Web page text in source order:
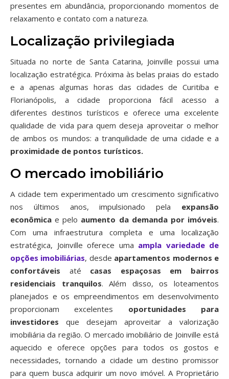
presentes em abundância, proporcionando momentos de
relaxamento e contato com a natureza.
Localização privilegiada
Situada no norte de Santa Catarina, Joinville possui uma
localização estratégica. Próxima às belas praias do estado
e a apenas algumas horas das cidades de Curitiba e
Florianópolis, a cidade proporciona fácil acesso a
diferentes destinos turísticos e oferece uma excelente
qualidade de vida para quem deseja aproveitar o melhor
de ambos os mundos: a tranquilidade de uma cidade e a
proximidade de pontos turísticos.
O mercado imobiliário
A cidade tem experimentado um crescimento significativo
nos últimos anos, impulsionado pela expansão
econômica e pelo aumento da demanda por imóveis.
Com uma infraestrutura completa e uma localização
estratégica, Joinville oferece uma ampla variedade de
opções imobiliárias, desde apartamentos modernos e
confortáveis até casas espaçosas em bairros
residenciais tranquilos. Além disso, os loteamentos
planejados e os empreendimentos em desenvolvimento
proporcionam excelentes oportunidades para
investidores que desejam aproveitar a valorização
imobiliária da região. O mercado imobiliário de Joinville está
aquecido e oferece opções para todos os gostos e
necessidades, tornando a cidade um destino promissor
para quem busca adquirir um novo imóvel. A Proprietário